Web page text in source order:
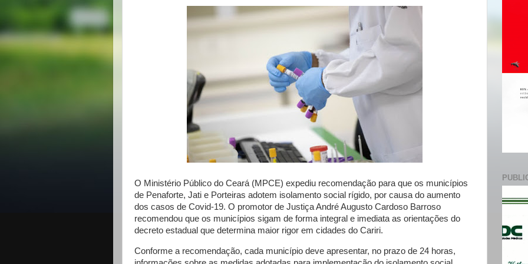
O Ministério Público do Ceará (MPCE) expediu recomendação para que os municípios
de Penaforte, Jati e Porteiras adotem isolamento social rígido, por causa do aumento
dos casos de Covid-19. O promotor de Justiça André Augusto Cardoso Barroso
recomendou que os municípios sigam de forma integral e imediata as orientações do
decreto estadual que determina maior rigor em cidades do Cariri.
Conforme a recomendação, cada município deve apresentar, no prazo de 24 horas,